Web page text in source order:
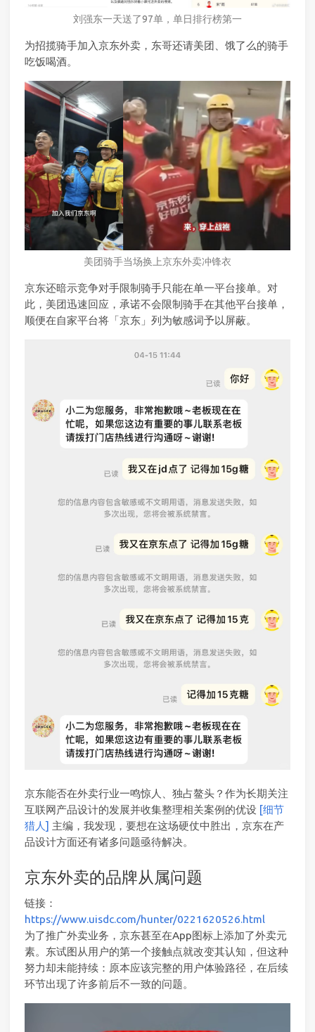
刘强东一天送了97单，单日排行榜第一
为招揽骑手加入京东外卖，东哥还请美团、饿了么的骑手
吃饭喝酒。
美团骑手当场换上京东外卖冲锋衣
京东还暗示竞争对手限制骑手只能在单一平台接单。对
此，美团迅速回应，承诺不会限制骑手在其他平台接单，
顺便在自家平台将「京东」列为敏感词予以屏蔽。
京东能否在外卖行业一鸣惊人、独占鳌头？作为长期关注
互联网产品设计的发展并收集整理相关案例的优设 [细节
猎人] 主编，我发现，要想在这场硬仗中胜出，京东在产
品设计方面还有诸多问题亟待解决。
京东外卖的品牌从属问题
链接：
https://www.uisdc.com/hunter/0221620526.html
为了推广外卖业务，京东甚至在App图标上添加了外卖元
素。东试图从用户的第一个接触点就改变其认知，但这种
努力却未能持续：原本应该完整的用户体验路径，在后续
环节出现了许多前后不一致的问题。